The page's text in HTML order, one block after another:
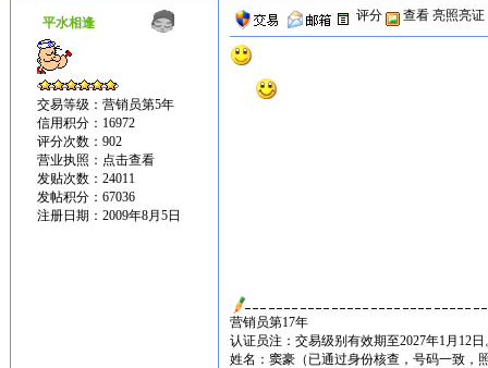
平水相逢
交易等级：营销员第5年
信用积分：16972
评分次数：902
营业执照： 点击查看
发贴次数：24011
发帖积分：67036
注册日期：2009年8月5日
评分 查看 亮照亮证
营销员第17年
认证员注：交易级别有效期至2027年1月12日
姓名：窦豪（已通过身份核查，号码一致，